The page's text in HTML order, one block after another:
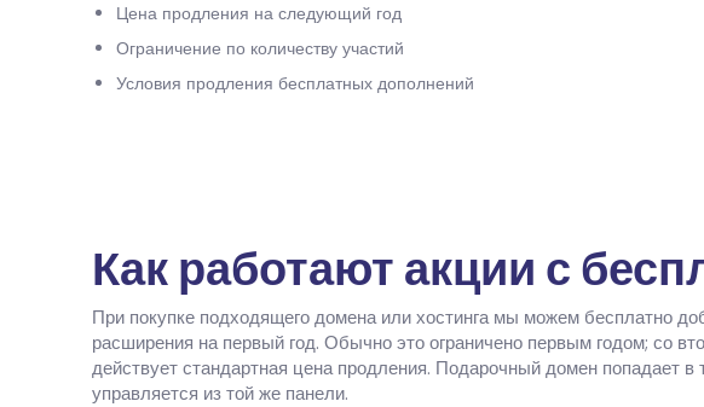
Цена продления на следующий год
Ограничение по количеству участий
Условия продления бесплатных дополнений
Как работают акции с
При покупке подходящего домена или хостинга мы можем бесплатно
расширения на первый год. Обычно это ограничено первым годом; со
действует стандартная цена продления. Подарочный домен попадает в
управляется из той же панели.